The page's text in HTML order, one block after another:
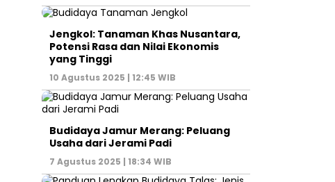
Jengkol: Tanaman Khas Nusantara,
Potensi Rasa dan Nilai Ekonomis
yang Tinggi
10 Agustus 2025 | 12:45 WIB
Budidaya Jamur Merang: Peluang
Usaha dari Jerami Padi
7 Agustus 2025 | 18:34 WIB